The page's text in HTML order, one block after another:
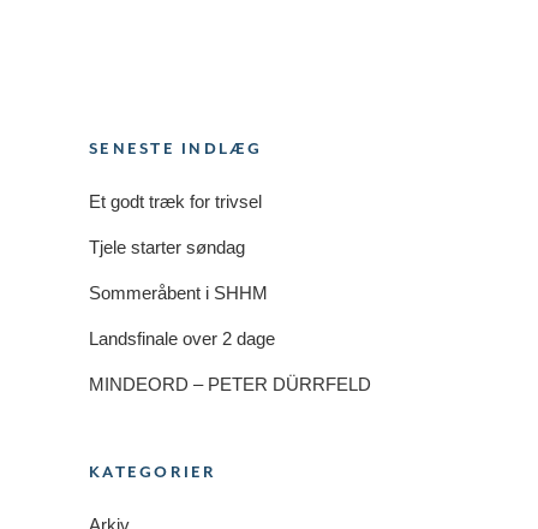
SENESTE INDLÆG
Et godt træk for trivsel
Tjele starter søndag
Sommeråbent i SHHM
Landsfinale over 2 dage
MINDEORD – PETER DÜRRFELD
KATEGORIER
Arkiv